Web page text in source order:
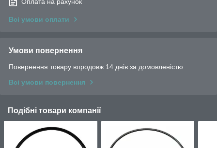
Всі умови оплати
Умови повернення
Повернення товару впродовж 14 днів за домовленістю
Всі умови повернення
Подібні товари компанії